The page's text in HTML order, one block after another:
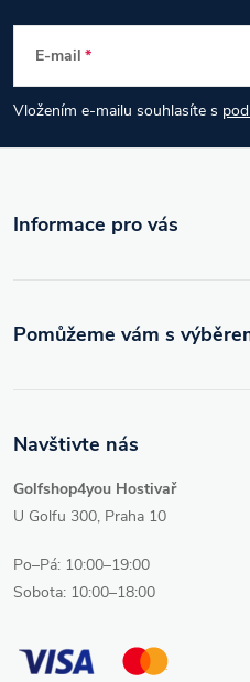
p
a
t
E-mail
Vložením e-mailu souhlasíte s
Informace pro vás
Navštivte nás
Golfshop4you Hostivař
U Golfu 300, Praha 10
Po–Pá: 10:00–19:00
Sobota: 10:00–18:00
Pomůžeme vám s